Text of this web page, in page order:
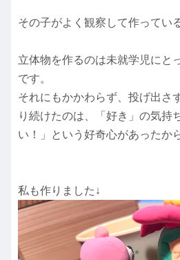
その子がよく観察して作ってい
立体物を作るのは未就学児にと
です。
それにもかかわらず、投げ出さ
り続けたのは、「好き」の気持
い！」という好奇心があったか
私も作りました↓